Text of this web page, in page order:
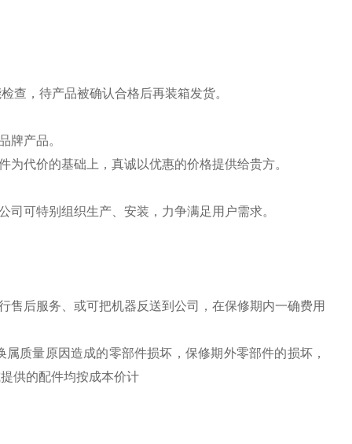
查，待产品被确认合格后再装箱发货。
牌产品。
代价的基础上，真诚以优惠的价格提供给贵方。
可特别组织生产、安装，力争满足用户需求。
后服务、或可把机器反送到公司，在保修期内一确费用
质量原因造成的零部件损坏，保修期外零部件的损坏，
供的配件均按成本价计